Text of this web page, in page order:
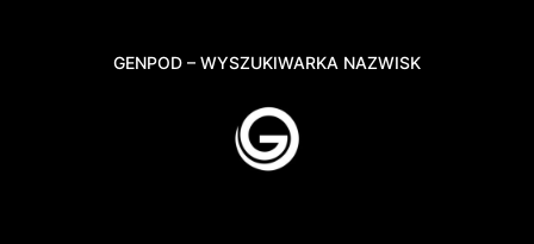
GENPOD – WYSZUKIWARKA NAZWISK